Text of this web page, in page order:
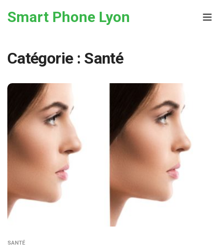
Smart Phone Lyon
Catégorie : Santé
SANTÉ